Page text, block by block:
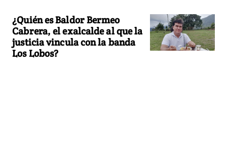
¿Quién es Baldor Bermeo
Cabrera, el exalcalde al que la
justicia vincula con la banda
Los Lobos?